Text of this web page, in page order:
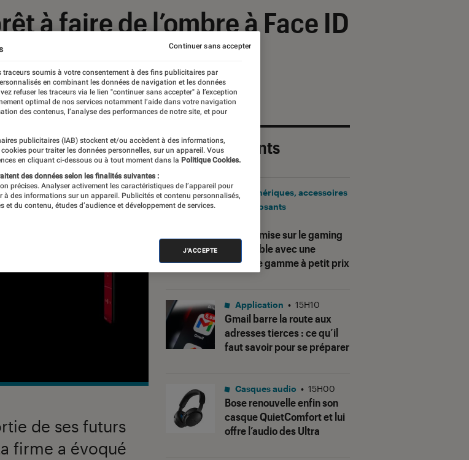
à faire de l’ombre à Face ID
de ses futurs
firme a évoqué
Les plus récents
Corsair mise sur le gaming
accessible avec une
nouvelle gamme à petit prix
Périphériques, accessoires
et composants
Gmail barre la route aux
adresses tierces : ce qu’il
faut savoir pour se préparer
Application • 15H10
Bose renouvelle enfin son
casque QuietComfort et lui
offre l’audio des Ultra
Casques audio • 15H00
traceurs soumis à votre consentement à des fins publicitaires par
en combinant les données de navigation et les données
refuser les traceurs via le lien "continuer sans accepter" à l’exception
optimal de nos services notamment l’aide dans votre navigation
des contenus, l’analyse des performances de notre site, et pour
publicitaires (IAB) stockent et/ou accèdent à des informations,
pour traiter les données personnelles, sur un appareil. Vous
en cliquant ci-dessous ou à tout moment dans la Politique Cookies.
des données selon les finalités suivantes :
précises. Analyser activement les caractéristiques de l’appareil pour
à des informations sur un appareil. Publicités et contenu personnalisés,
et du contenu, études d’audience et développement de services.
J'ACCEPTE
Continuer sans accepter